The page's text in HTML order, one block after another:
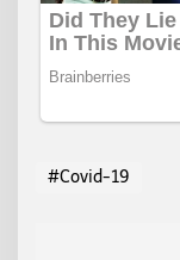
#Covid-19